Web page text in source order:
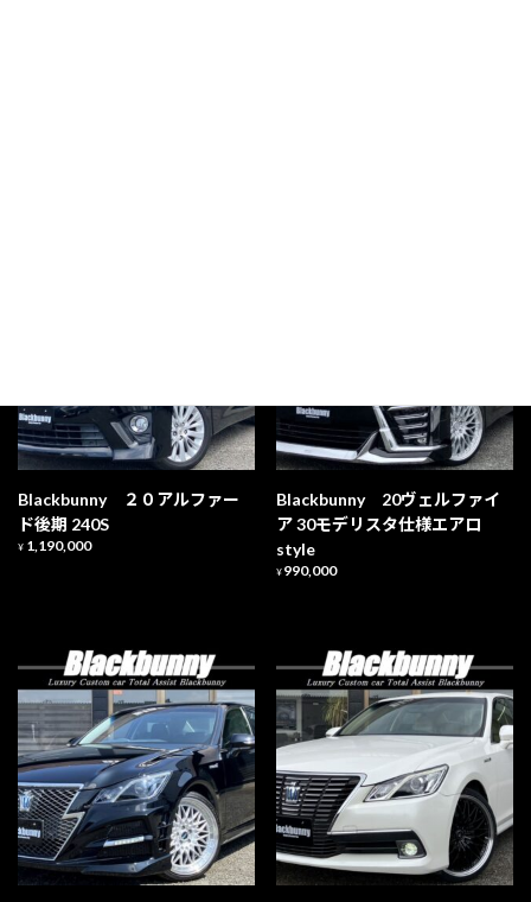
Blackbunny ２０アルファー
ド後期 240S
¥ 1,190,000
Blackbunny 20ヴェルファイ
ア 30モデリスタ仕様エアロ
style
¥ 990,000